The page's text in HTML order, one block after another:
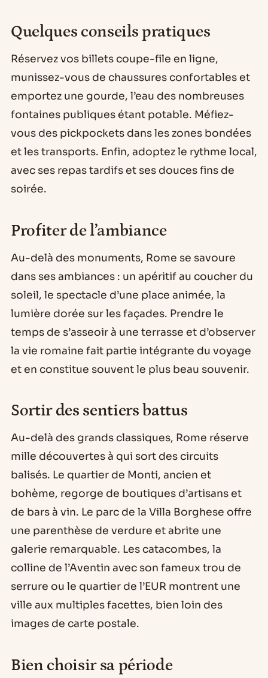
Quelques conseils pratiques
Réservez vos billets coupe-file en ligne,
munissez-vous de chaussures confortables et
emportez une gourde, l’eau des nombreuses
fontaines publiques étant potable. Méfiez-
vous des pickpockets dans les zones bondées
et les transports. Enfin, adoptez le rythme local,
avec ses repas tardifs et ses douces fins de
soirée.
Profiter de l’ambiance
Au-delà des monuments, Rome se savoure
dans ses ambiances : un apéritif au coucher du
soleil, le spectacle d’une place animée, la
lumière dorée sur les façades. Prendre le
temps de s’asseoir à une terrasse et d’observer
la vie romaine fait partie intégrante du voyage
et en constitue souvent le plus beau souvenir.
Sortir des sentiers battus
Au-delà des grands classiques, Rome réserve
mille découvertes à qui sort des circuits
balisés. Le quartier de Monti, ancien et
bohème, regorge de boutiques d’artisans et
de bars à vin. Le parc de la Villa Borghese offre
une parenthèse de verdure et abrite une
galerie remarquable. Les catacombes, la
colline de l’Aventin avec son fameux trou de
serrure ou le quartier de l’EUR montrent une
ville aux multiples facettes, bien loin des
images de carte postale.
Bien choisir sa période